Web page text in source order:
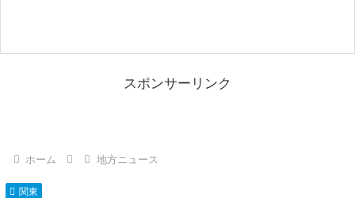
スポンサーリンク
ホーム 地方ニュース
関東